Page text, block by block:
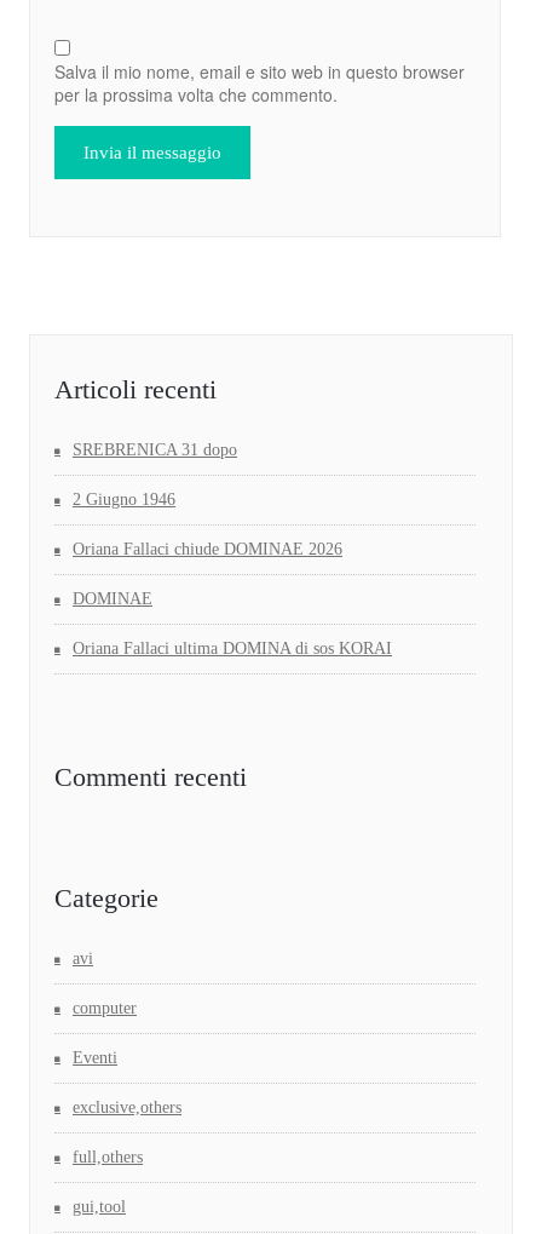
Salva il mio nome, email e sito web in questo browser
per la prossima volta che commento.
Articoli recenti
SREBRENICA 31 dopo
2 Giugno 1946
Oriana Fallaci chiude DOMINAE 2026
DOMINAE
Oriana Fallaci ultima DOMINA di sos KORAI
Commenti recenti
Categorie
avi
computer
Eventi
exclusive,others
full,others
gui,tool